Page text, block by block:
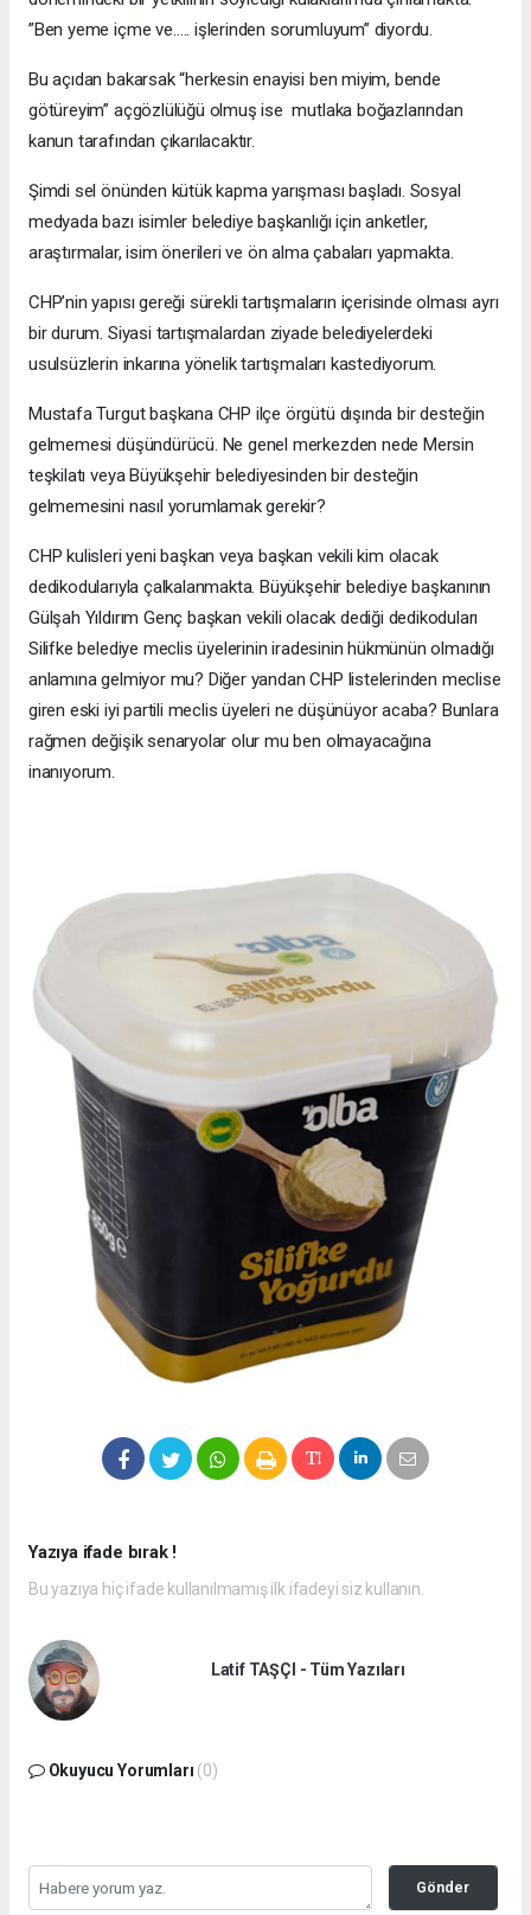
”Ben yeme içme ve….. işlerinden sorumluyum” diyordu.
Bu açıdan bakarsak “herkesin enayisi ben miyim, bende
götüreyim” açgözlülüğü olmuş ise mutlaka boğazlarından
kanun tarafından çıkarılacaktır.
Şimdi sel önünden kütük kapma yarışması başladı. Sosyal
medyada bazı isimler belediye başkanlığı için anketler,
araştırmalar, isim önerileri ve ön alma çabaları yapmakta.
CHP’nin yapısı gereği sürekli tartışmaların içerisinde olması ayrı
bir durum. Siyasi tartışmalardan ziyade belediyelerdeki
usulsüzlerin inkarına yönelik tartışmaları kastediyorum.
Mustafa Turgut başkana CHP ilçe örgütü dışında bir desteğin
gelmemesi düşündürücü. Ne genel merkezden nede Mersin
teşkilatı veya Büyükşehir belediyesinden bir desteğin
gelmemesini nasıl yorumlamak gerekir?
CHP kulisleri yeni başkan veya başkan vekili kim olacak
dedikodularıyla çalkalanmakta. Büyükşehir belediye başkanının
Gülşah Yıldırım Genç başkan vekili olacak dediği dedikoduları
Silifke belediye meclis üyelerinin iradesinin hükmünün olmadığı
anlamına gelmiyor mu? Diğer yandan CHP listelerinden meclise
giren eski iyi partili meclis üyeleri ne düşünüyor acaba? Bunlara
rağmen değişik senaryolar olur mu ben olmayacağına
inanıyorum.
Yazıya ifade bırak !
Bu yazıya hiç ifade kullanılmamış ilk ifadeyi siz kullanın.
Latif TAŞÇI - Tüm Yazıları
Okuyucu Yorumları (0)
Gönder